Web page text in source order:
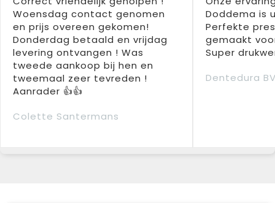
Woensdag contact genomen
en prijs overeen gekomen!
Donderdag betaald en vrijdag
levering ontvangen ! Was
tweede aankoop bij hen en
tweemaal zeer tevreden !
Aanrader 👍👍
Colette Santermans
Doddema is
Perfekte
gemaakt
Super
Dentedura